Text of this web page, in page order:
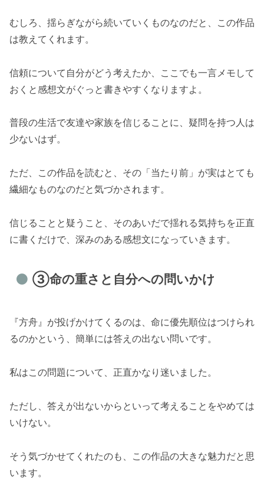
むしろ、揺らぎながら続いていくものなのだと、この作品
は教えてくれます。
信頼について自分がどう考えたか、ここでも一言メモして
おくと感想文がぐっと書きやすくなりますよ。
普段の生活で友達や家族を信じることに、疑問を持つ人は
少ないはず。
ただ、この作品を読むと、その「当たり前」が実はとても
繊細なものなのだと気づかされます。
信じることと疑うこと、そのあいだで揺れる気持ちを正直
に書くだけで、深みのある感想文になっていきます。
③命の重さと自分への問いかけ
『方舟』が投げかけてくるのは、命に優先順位はつけられ
るのかという、簡単には答えの出ない問いです。
私はこの問題について、正直かなり迷いました。
ただし、答えが出ないからといって考えることをやめては
いけない。
そう気づかせてくれたのも、この作品の大きな魅力だと思
います。